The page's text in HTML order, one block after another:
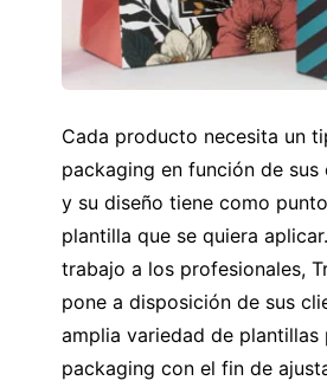
Cada producto necesita un
packaging en función de
y su diseño tiene como
plantilla que se quiera
trabajo a los profesionales,
pone a disposición de sus
amplia variedad de plantillas
packaging con el fin de